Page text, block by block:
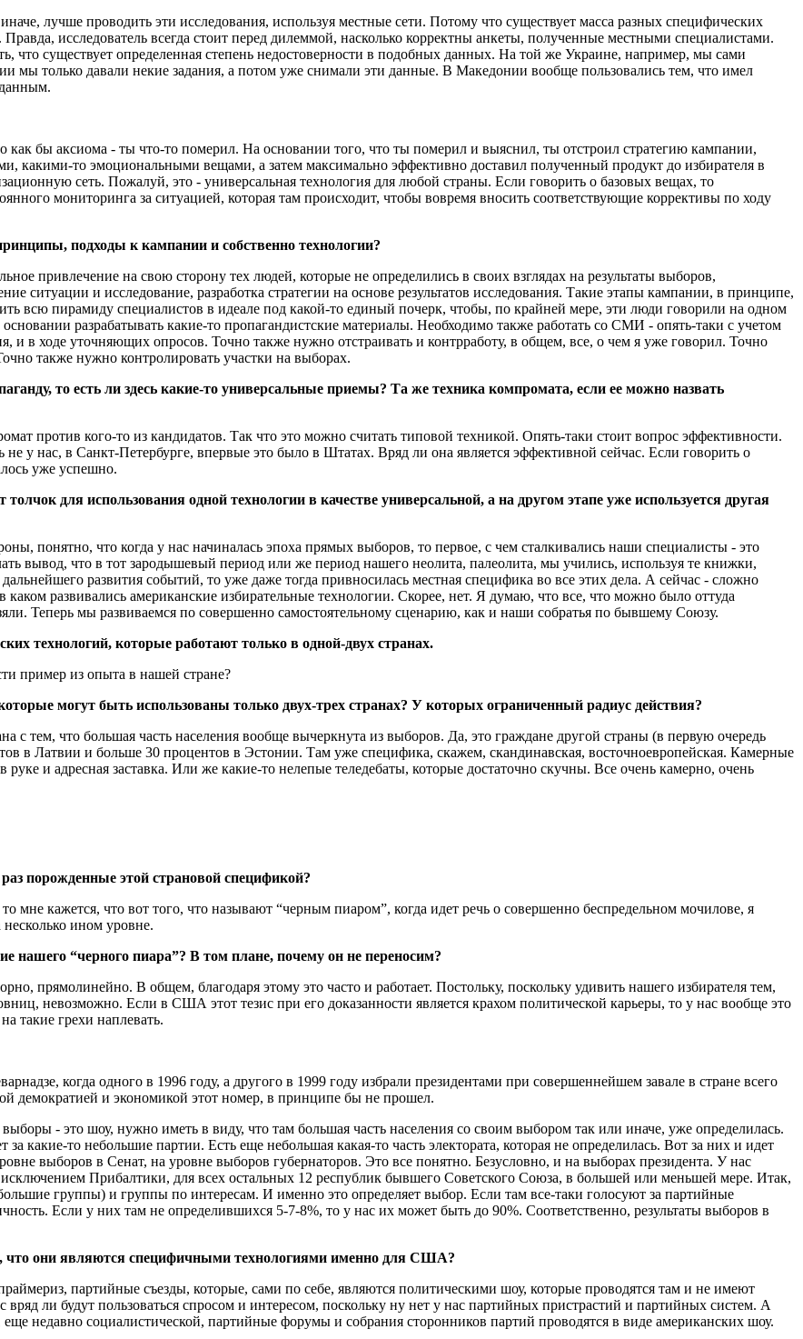
лучше проводить эти исследования, используя местные сети. Потому что существует масса разных специфических
исследователь всегда стоит перед дилеммой, насколько корректны анкеты, полученные местными специалистами.
что существует определенная степень недостоверности в подобных данных. На той же Украине, например, мы сами
мы только давали некие задания, а потом уже снимали эти данные. В Македонии вообще пользовались тем, что имел
бы аксиома - ты что-то померил. На основании того, что ты померил и выяснил, ты отстроил стратегию кампании,
какими-то эмоциональными вещами, а затем максимально эффективно доставил полученный продукт до избирателя в
сеть. Пожалуй, это - универсальная технология для любой страны. Если говорить о базовых вещах, то
мониторинга за ситуацией, которая там происходит, чтобы вовремя вносить соответствующие коррективы по ходу
подходы к кампании и собственно технологии?
привлечение на свою сторону тех людей, которые не определились в своих взглядах на результаты выборов,
ситуации и исследование, разработка стратегии на основе результатов исследования. Такие этапы кампании, в принципе,
всю пирамиду специалистов в идеале под какой-то единый почерк, чтобы, по крайней мере, эти люди говорили на одном
разрабатывать какие-то пропагандистские материалы. Необходимо также работать со СМИ - опять-таки с учетом
и в ходе уточняющих опросов. Точно также нужно отстраивать и контрработу, в общем, все, о чем я уже говорил. Точно
также нужно контролировать участки на выборах.
то есть ли здесь какие-то универсальные приемы? Та же техника компромата, если ее можно назвать
против кого-то из кандидатов. Так что это можно считать типовой техникой. Опять-таки стоит вопрос эффективности.
у нас, в Санкт-Петербурге, впервые это было в Штатах. Вряд ли она является эффективной сейчас. Если говорить о
уже успешно.
для использования одной технологии в качестве универсальной, а на другом этапе уже используется другая
понятно, что когда у нас начиналась эпоха прямых выборов, то первое, с чем сталкивались наши специалисты - это
вывод, что в тот зародышевый период или же период нашего неолита, палеолита, мы учились, используя те книжки,
развития событий, то уже даже тогда привносилась местная специфика во все этих дела. А сейчас - сложно
каком развивались американские избирательные технологии. Скорее, нет. Я думаю, что все, что можно было оттуда
Теперь мы развиваемся по совершенно самостоятельному сценарию, как и наши собратья по бывшему Союзу.
технологий, которые работают только в одной-двух странах.
пример из опыта в нашей стране?
могут быть использованы только двух-трех странах? У которых ограниченный радиус действия?
с тем, что большая часть населения вообще вычеркнута из выборов. Да, это граждане другой страны (в первую очередь
в Латвии и больше 30 процентов в Эстонии. Там уже специфика, скажем, скандинавская, восточноевропейская. Камерные
и адресная заставка. Или же какие-то нелепые теледебаты, которые достаточно скучны. Все очень камерно, очень
порожденные этой страновой спецификой?
мне кажется, что вот того, что называют “черным пиаром”, когда идет речь о совершенно беспредельном мочилове, я
ином уровне.
нашего “черного пиара”? В том плане, почему он не переносим?
прямолинейно. В общем, благодаря этому это часто и работает. Постольку, поскольку удивить нашего избирателя тем,
невозможно. Если в США этот тезис при его доказанности является крахом политической карьеры, то у нас вообще это
такие грехи наплевать.
когда одного в 1996 году, а другого в 1999 году избрали президентами при совершеннейшем завале в стране всего
демократией и экономикой этот номер, в принципе бы не прошел.
- это шоу, нужно иметь в виду, что там большая часть населения со своим выбором так или иначе, уже определилась.
какие-то небольшие партии. Есть еще небольшая какая-то часть электората, которая не определилась. Вот за них и идет
выборов в Сенат, на уровне выборов губернаторов. Это все понятно. Безусловно, и на выборах президента. У нас
Прибалтики, для всех остальных 12 республик бывшего Советского Союза, в большей или меньшей мере. Итак,
группы) и группы по интересам. И именно это определяет выбор. Если там все-таки голосуют за партийные
Если у них там не определившихся 5-7-8%, то у нас их может быть до 90%. Соответственно, результаты выборов в
что они являются специфичными технологиями именно для США?
партийные съезды, которые, сами по себе, являются политическими шоу, которые проводятся там и не имеют
ли будут пользоваться спросом и интересом, поскольку ну нет у нас партийных пристрастий и партийных систем. А
недавно социалистической, партийные форумы и собрания сторонников партий проводятся в виде американских шоу.